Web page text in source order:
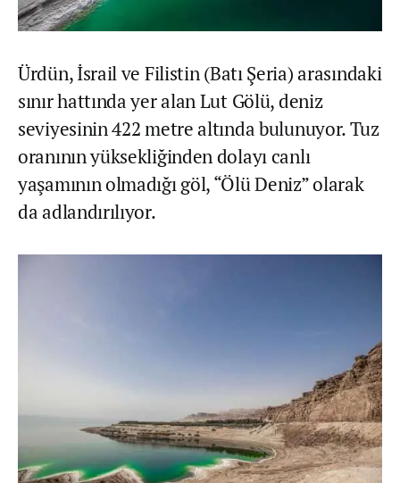
Ürdün, İsrail ve Filistin (Batı Şeria) arasındaki
sınır hattında yer alan Lut Gölü, deniz
seviyesinin 422 metre altında bulunuyor. Tuz
oranının yüksekliğinden dolayı canlı
yaşamının olmadığı göl, “Ölü Deniz” olarak
da adlandırılıyor.